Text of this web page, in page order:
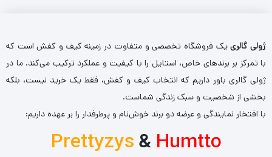
ژولی گالرییک فروشگاه تخصصی و متفاوت در زمینه کیف و کفش است که
با تمرکز بر برندهای خاص، استایل را با کیفیت و عملکرد ترکیب می‌کند. ما در
ژولی گالری باور داریم که انتخاب کیف و کفش، فقط یک خرید نیست، بلکه
بخشی از شخصیت و سبک زندگی شماست.
با افتخار نمایندگی و عرضه دو برند خوش‌نام و پرطرفدار را بر عهده داریم:
Prettyzys& Humtto